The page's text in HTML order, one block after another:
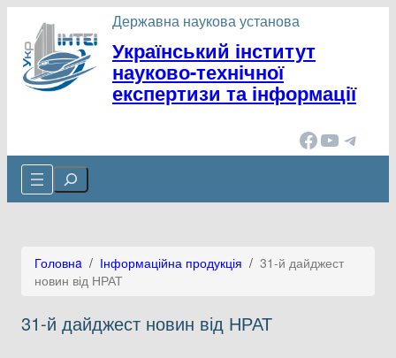
вмісту
Державна наукова установа
Український інститут
науково-технічної
експертизи та інформації
Facebook YouTube Telegram
Cerca
Головнa / Інформаційна продукція / 31-й дайджест
новин від НРАТ
31-й дайджест новин від НРАТ